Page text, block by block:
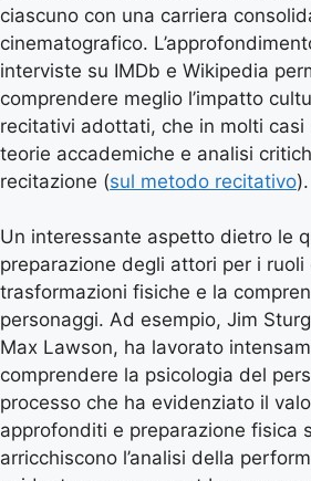
ciascuno con una carriera
cinematografico.
interviste su IMDb e Wikipedia
comprendere meglio l’impatto
recitativi adottati, che in molti
teorie accademiche e analisi
recitazione (sul metodo recitativo).
Un interessante aspetto dietro le
preparazione degli attori per i
trasformazioni fisiche e la
personaggi. Ad esempio, Jim
Max Lawson, ha lavorato
comprendere la psicologia del
processo che ha evidenziato il
approfonditi e preparazione fisica
arricchiscono l’analisi della